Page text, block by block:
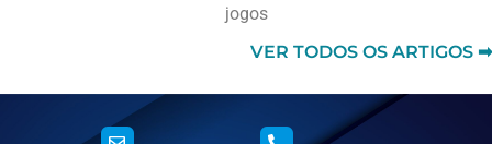
jogos
VER TODOS OS ARTIGOS ➡